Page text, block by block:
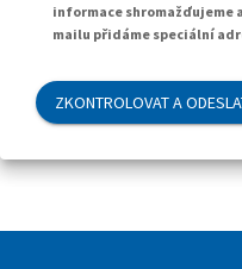
informace shromažďujeme
mailu přidáme speciální
ZKONTROLOVAT A